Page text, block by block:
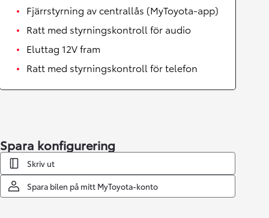
Fjärrstyrning av centrallås (MyToyota-app)
Ratt med styrningskontroll för audio
Eluttag 12V fram
Ratt med styrningskontroll för telefon
Spara konfigurering
Skriv ut
Spara bilen på mitt MyToyota-konto